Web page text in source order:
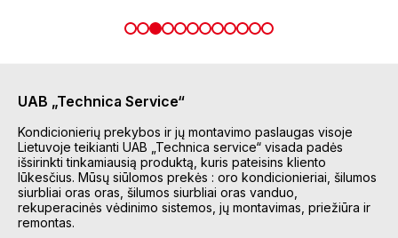
UAB „Technica Service“
Kondicionierių prekybos ir jų montavimo paslaugas visoje
Lietuvoje teikianti UAB „Technica service“ visada padės
išsirinkti tinkamiausią produktą, kuris pateisins kliento
lūkesčius. Mūsų siūlomos prekės : oro kondicionieriai, šilumos
siurbliai oras oras, šilumos siurbliai oras vanduo,
rekuperacinės vėdinimo sistemos, jų montavimas, priežiūra ir
remontas.